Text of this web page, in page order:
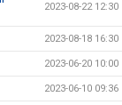
2023-08-22 12:30
2023-08-18 16:30
2023-06-20 10:00
2023-06-10 09:36